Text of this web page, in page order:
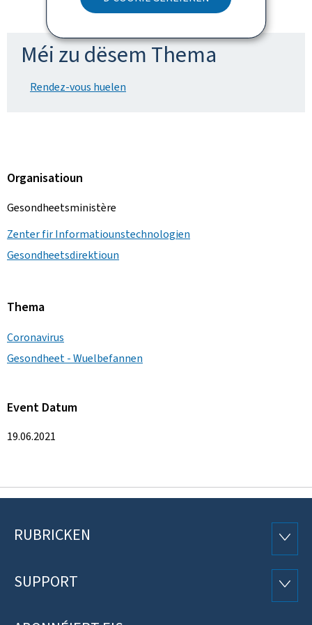
Méi zu dësem Thema
Rendez-vous huelen
Organisatioun
Gesondheetsministère
Zenter fir Informatiounstechnologien
Gesondheetsdirektioun
Thema
Coronavirus
Gesondheet - Wuelbefannen
Event Datum
19.06.2021
Fousszeil
RUBRICKEN
SUPPORT